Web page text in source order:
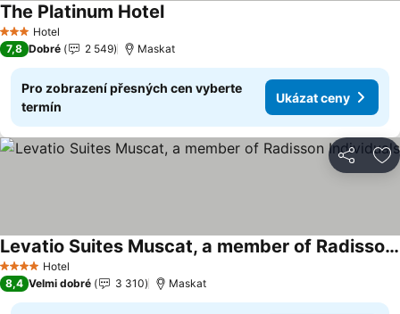
3 Počet hvězdiček
Hotel
The Platinum HotelUkázat ceny
7,8 Dobré 2 549 Maskat
Pro zobrazení přesných cen vyberte
termín
Ukázat ceny
Sdílet
4 Počet hvězdiček
Hotel
Levatio Suites Muscat, a member of Radisson Individuals
Ukázat ceny
8,4 Velmi dobré 3 310 Maskat